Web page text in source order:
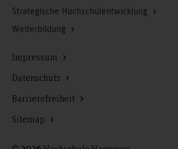
Strategische Hochschulentwicklung
Weiterbildung
Impressum
Datenschutz
Barrierefreiheit
Sitemap